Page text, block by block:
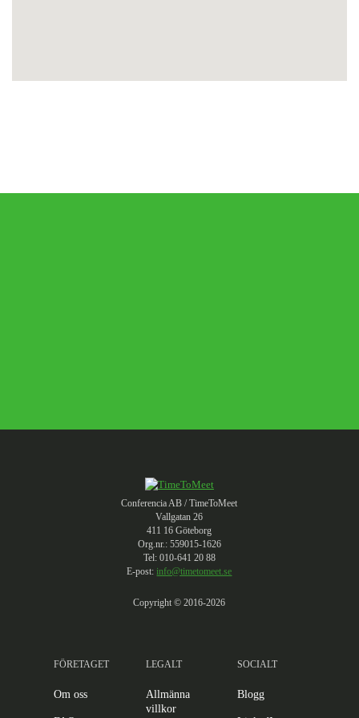
Conferencia AB / TimeToMeet
Vallgatan 26
411 16 Göteborg
Org.nr.: 559015-1626
Tel: 010-641 20 88
E-post:info@timetomeet.se
Copyright © 2016-2026
FÖRETAGET
Om oss
LEGALT
Allmänna
villkor
SOCIALT
Blogg